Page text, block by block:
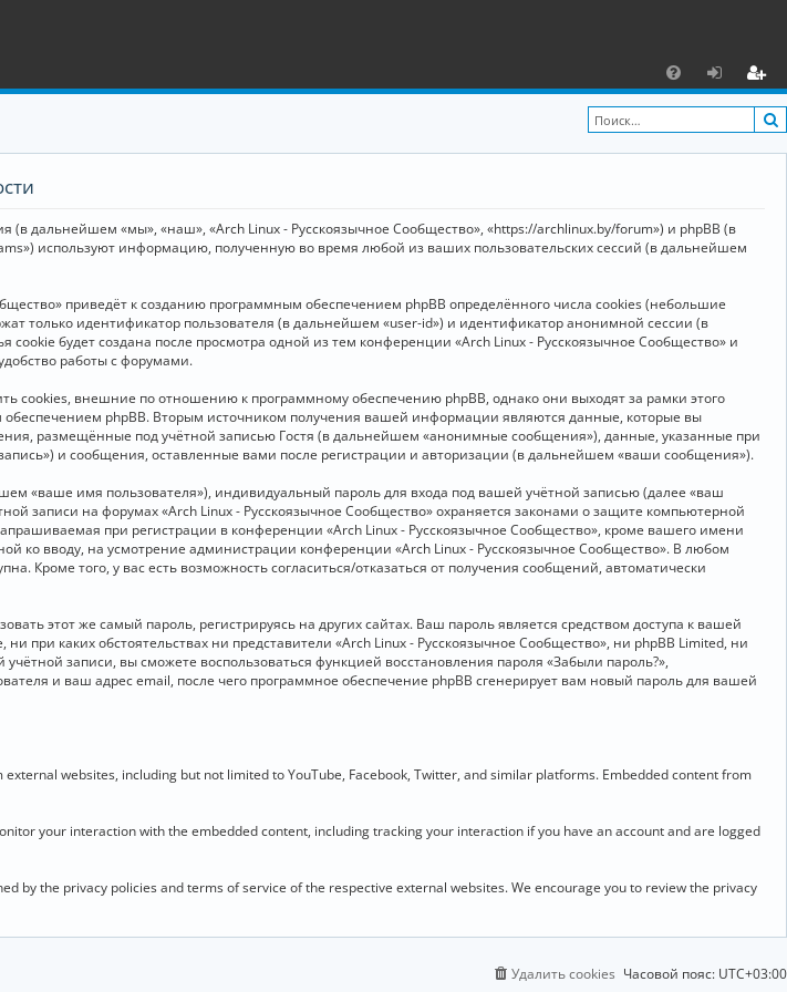
F
A
х
о
ег
и
(в дальнейшем «мы», «наш», «Arch Linux - Русскоязычное Сообщество», «https://archlinux.by/forum») и phpBB (в
используют информацию, полученную во время любой из ваших пользовательских сессий (в дальнейшем
приведёт к созданию программным обеспечением phpBB определённого числа cookies (небольшие
только идентификатор пользователя (в дальнейшем «user-id») и идентификатор анонимной сессии (в
будет создана после просмотра одной из тем конференции «Arch Linux - Русскоязычное Сообщество» и
работы с форумами.
cookies, внешние по отношению к программному обеспечению phpBB, однако они выходят за рамки этого
phpBB. Вторым источником получения вашей информации являются данные, которые вы
размещённые под учётной записью Гостя (в дальнейшем «анонимные сообщения»), данные, указанные при
и сообщения, оставленные вами после регистрации и авторизации (в дальнейшем «ваши сообщения»).
«ваше имя пользователя»), индивидуальный пароль для входа под вашей учётной записью (далее «ваш
записи на форумах «Arch Linux - Русскоязычное Сообщество» охраняется законами о защите компьютерной
при регистрации в конференции «Arch Linux - Русскоязычное Сообщество», кроме вашего имени
ко вводу, на усмотрение администрации конференции «Arch Linux - Русскоязычное Сообщество». В любом
Кроме того, у вас есть возможность согласиться/отказаться от получения сообщений, автоматически
этот же самый пароль, регистрируясь на других сайтах. Ваш пароль является средством доступа к вашей
при каких обстоятельствах ни представители «Arch Linux - Русскоязычное Сообщество», ни phpBB Limited, ни
записи, вы сможете воспользоваться функцией восстановления пароля «Забыли пароль?»,
и ваш адрес email, после чего программное обеспечение phpBB сгенерирует вам новый пароль для вашей
websites, including but not limited to YouTube, Facebook, Twitter, and similar platforms. Embedded content from
your interaction with the embedded content, including tracking your interaction if you have an account and are logged
by the privacy policies and terms of service of the respective external websites. We encourage you to review the privacy
Часовой пояс: UTC+03:00
Удалить cookies